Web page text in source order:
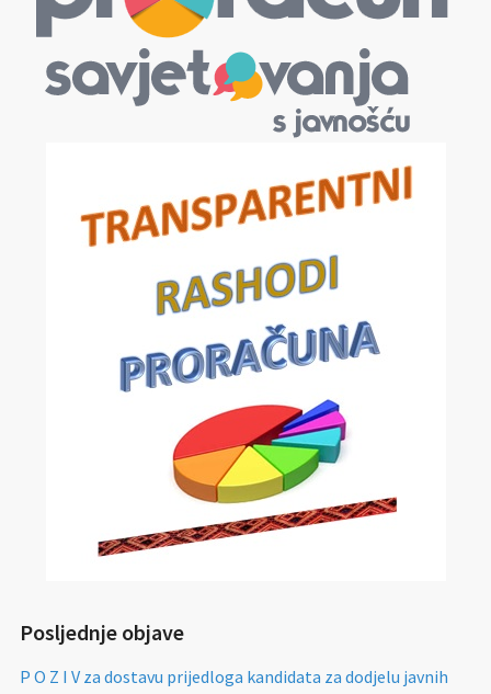
Posljednje objave
P O Z I V za dostavu prijedloga kandidata za dodjelu javnih